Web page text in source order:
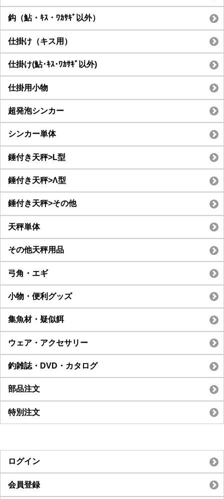
鈎（鮎・ｷｽ・ﾜｶｻｷﾞ以外）
仕掛け（キス用）
仕掛け(鮎･ｷｽ･ﾜｶｻｷﾞ以外)
仕掛用小物
超発泡シンカー
シンカー単体
錘付き天秤>L型
錘付き天秤>Λ型
錘付き天秤>その他
天秤単体
その他天秤用品
弓角・エギ
小物・便利グッズ
集魚材・疑似餌
ウェア・アクセサリー
釣雑誌・DVD・カタログ
部品注文
特別注文
ログイン
会員登録